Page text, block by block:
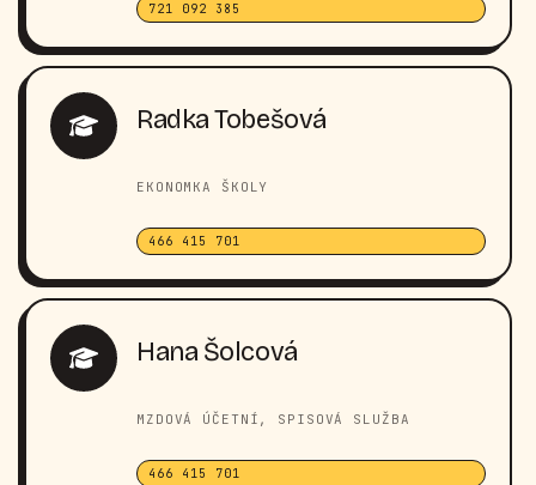
721 092 385
Radka Tobešová
EKONOMKA ŠKOLY
466 415 701
Hana Šolcová
MZDOVÁ ÚČETNÍ, SPISOVÁ SLUŽBA
466 415 701